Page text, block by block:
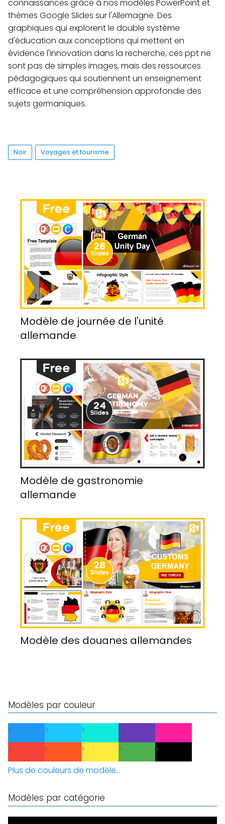
connaissances grâce à nos modèles PowerPoint et
thèmes Google Slides sur l'Allemagne. Des
graphiques qui explorent le double système
d'éducation aux conceptions qui mettent en
évidence l'innovation dans la recherche, ces ppt ne
sont pas de simples images, mais des ressources
pédagogiques qui soutiennent un enseignement
efficace et une compréhension approfondie des
sujets germaniques.
Noir Voyages et tourisme
Modèle de journée de l'unité
allemande
Modèle de gastronomie
allemande
Modèle des douanes allemandes
Modèles par couleur
Plus de couleurs de modèle...
Modèles par catégorie